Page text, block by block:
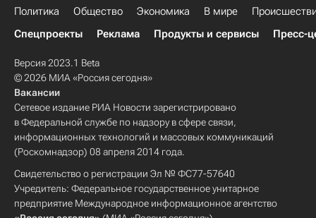
Политика Общество Экономика В мире
Спецпроекты
Реклама Продукты и сервисы Пресс-
Версия 2023.1 Beta
© 2026 МИА «Россия сегодня»
Вакансии
Сетевое издание РИА Новости зарегистрировано
в Федеральной службе по надзору в сфере связи,
информационных технологий и массовых коммуникаций
(Роскомнадзор) 08 апреля 2014 года.
Свидетельство о регистрации Эл № ФС77-57640
Учредитель: Федеральное государственное унитарное
предприятие Международное информационное агентство